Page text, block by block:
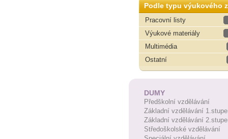
Podle typu výukového
Pracovní listy
Výukové materiály
Multimédia
Ostatní
DUMY
Předškolní vzdělávání
Základní vzdělávání
Základní vzdělávání
Středoškolské vzdělávání